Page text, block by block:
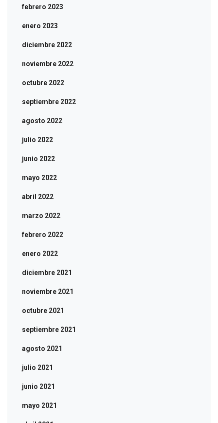
febrero 2023
enero 2023
diciembre 2022
noviembre 2022
octubre 2022
septiembre 2022
agosto 2022
julio 2022
junio 2022
mayo 2022
abril 2022
marzo 2022
febrero 2022
enero 2022
diciembre 2021
noviembre 2021
octubre 2021
septiembre 2021
agosto 2021
julio 2021
junio 2021
mayo 2021